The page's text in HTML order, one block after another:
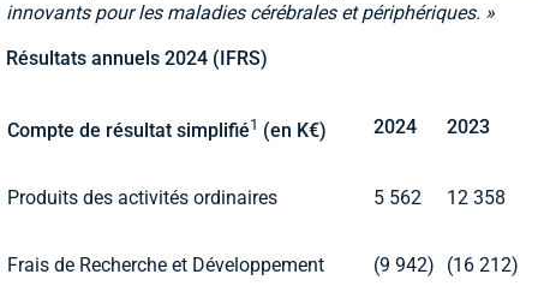
innovants pour les maladies cérébrales et périphériques. »
Résultats annuels 2024 (IFRS)
Compte de résultat simplifié1 (en K€) 2024 2023
Produits des activités ordinaires 5 562 12 358
Frais de Recherche et Développement (9 942) (16 212)